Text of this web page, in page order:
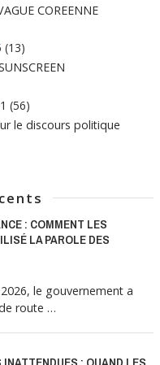
COREENNE
(13)
(56)
le discours politique
: COMMENT LES
LA PAROLE DES
le gouvernement a
route …